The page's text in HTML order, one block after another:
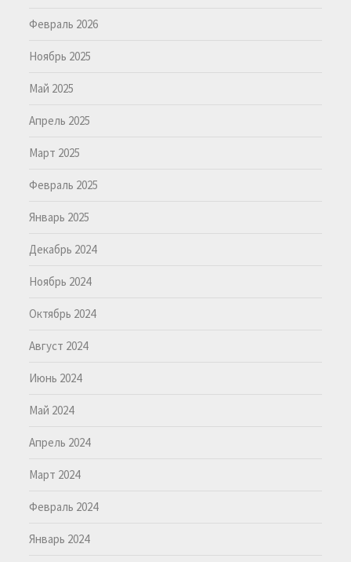
Февраль 2026
Ноябрь 2025
Май 2025
Апрель 2025
Март 2025
Февраль 2025
Январь 2025
Декабрь 2024
Ноябрь 2024
Октябрь 2024
Август 2024
Июнь 2024
Май 2024
Апрель 2024
Март 2024
Февраль 2024
Январь 2024